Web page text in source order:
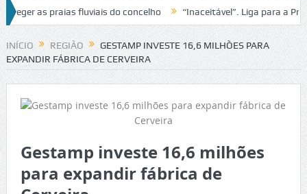
as praias fluviais do concelho “Inaceitável”. Liga para a
de trânsito no IC2 em Alcobaça Igreja do Castelo de
INÍCIO REGIÃO
GESTAMP INVESTE 16,6 MILHÕES PARA
EXPANDIR FÁBRICA DE CERVEIRA
Gestamp investe 16,6 milhões
para expandir fábrica de